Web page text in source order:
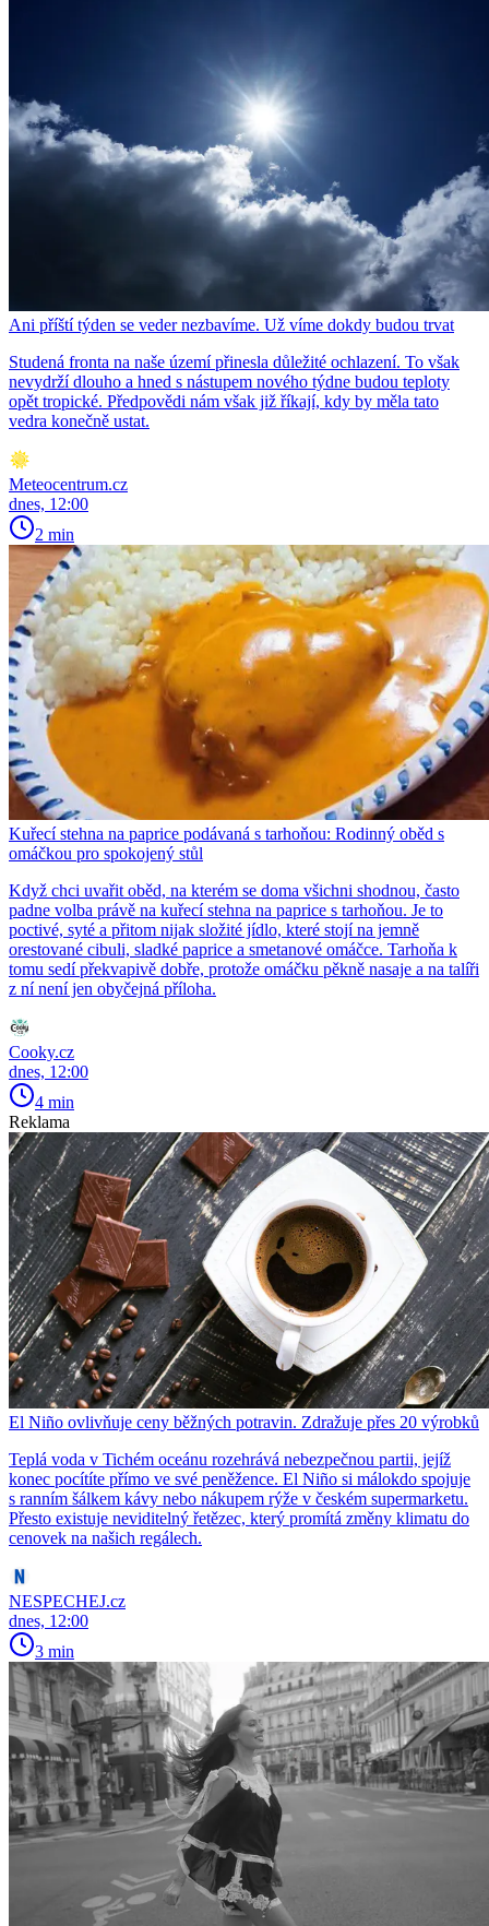
Ani příští týden se veder nezbavíme. Už víme dokdy budou trvat
Studená fronta na naše území přinesla důležité ochlazení. To však
nevydrží dlouho a hned s nástupem nového týdne budou teploty
opět tropické. Předpovědi nám však již říkají, kdy by měla tato
vedra konečně ustat.
Meteocentrum.cz
dnes, 12:00
2 min
Kuřecí stehna na paprice podávaná s tarhoňou: Rodinný oběd s
omáčkou pro spokojený stůl
Když chci uvařit oběd, na kterém se doma všichni shodnou, často
padne volba právě na kuřecí stehna na paprice s tarhoňou. Je to
poctivé, syté a přitom nijak složité jídlo, které stojí na jemně
orestované cibuli, sladké paprice a smetanové omáčce. Tarhoňa k
tomu sedí překvapivě dobře, protože omáčku pěkně nasaje a na talíři
z ní není jen obyčejná příloha.
Cooky.cz
dnes, 12:00
4 min
Reklama
El Niño ovlivňuje ceny běžných potravin. Zdražuje přes 20 výrobků
Teplá voda v Tichém oceánu rozehrává nebezpečnou partii, jejíž
konec pocítíte přímo ve své peněžence. El Niño si málokdo spojuje
s ranním šálkem kávy nebo nákupem rýže v českém supermarketu.
Přesto existuje neviditelný řetězec, který promítá změny klimatu do
cenovek na našich regálech.
NESPECHEJ.cz
dnes, 12:00
3 min